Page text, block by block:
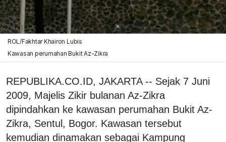
ROL/Fakhtar Khairon Lubis
Kawasan perumahan Bukit Az-Zikra
REPUBLIKA.CO.ID, JAKARTA -- Sejak 7 Juni
2009, Majelis Zikir bulanan Az-Zikra
dipindahkan ke kawasan perumahan Bukit Az-
Zikra, Sentul, Bogor. Kawasan tersebut
kemudian dinamakan sebagai Kampung